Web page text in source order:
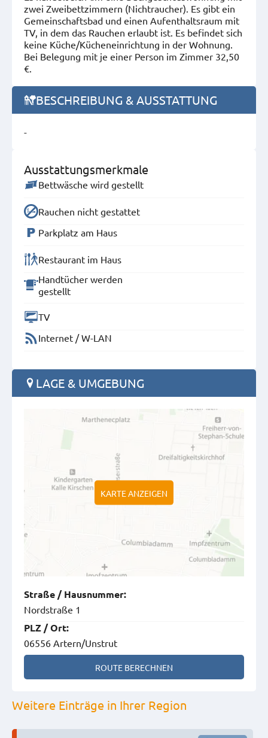
zwei Zweibettzimmern (Nichtraucher). Es gibt ein
Gemeinschaftsbad und einen Aufenthaltsraum mit
TV, in dem das Rauchen erlaubt ist. Es befindet sich
keine Küche/Kücheneinrichtung in der Wohnung.
Bei Belegung mit je einer Person im Zimmer 32,50
€.
BESCHREIBUNG & AUSSTATTUNG
-
Ausstattungsmerkmale
Bettwäsche wird gestellt
Rauchen nicht gestattet
Parkplatz am Haus
Restaurant im Haus
Handtücher werden
gestellt
TV
Internet / W-LAN
LAGE & UMGEBUNG
KARTE ANZEIGEN
Straße / Hausnummer:
Nordstraße 1
PLZ / Ort:
06556 Artern/Unstrut
ROUTE BERECHNEN
Weitere Einträge in Ihrer Region